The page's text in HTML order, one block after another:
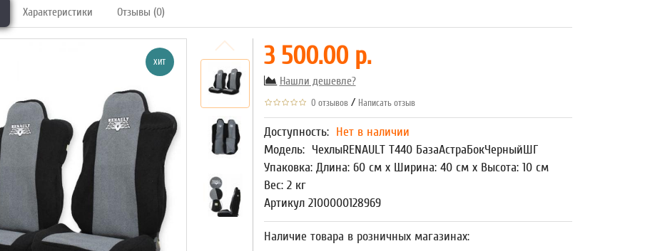
Характеристики Отзывы (0)
ХИТ 3 500.00 р.
Нашли дешевле?
0 отзывов / Написать отзыв
Доступность: Нет в наличии
Модель: ЧехлыRENAULT T440 БазаАстраБокЧерныйШГ
Упаковка: Длина: 60 см x Ширина: 40 см x Высота: 10 см
Вес: 2 кг
Артикул 2100000128969
Наличие товара в розничных магазинах: